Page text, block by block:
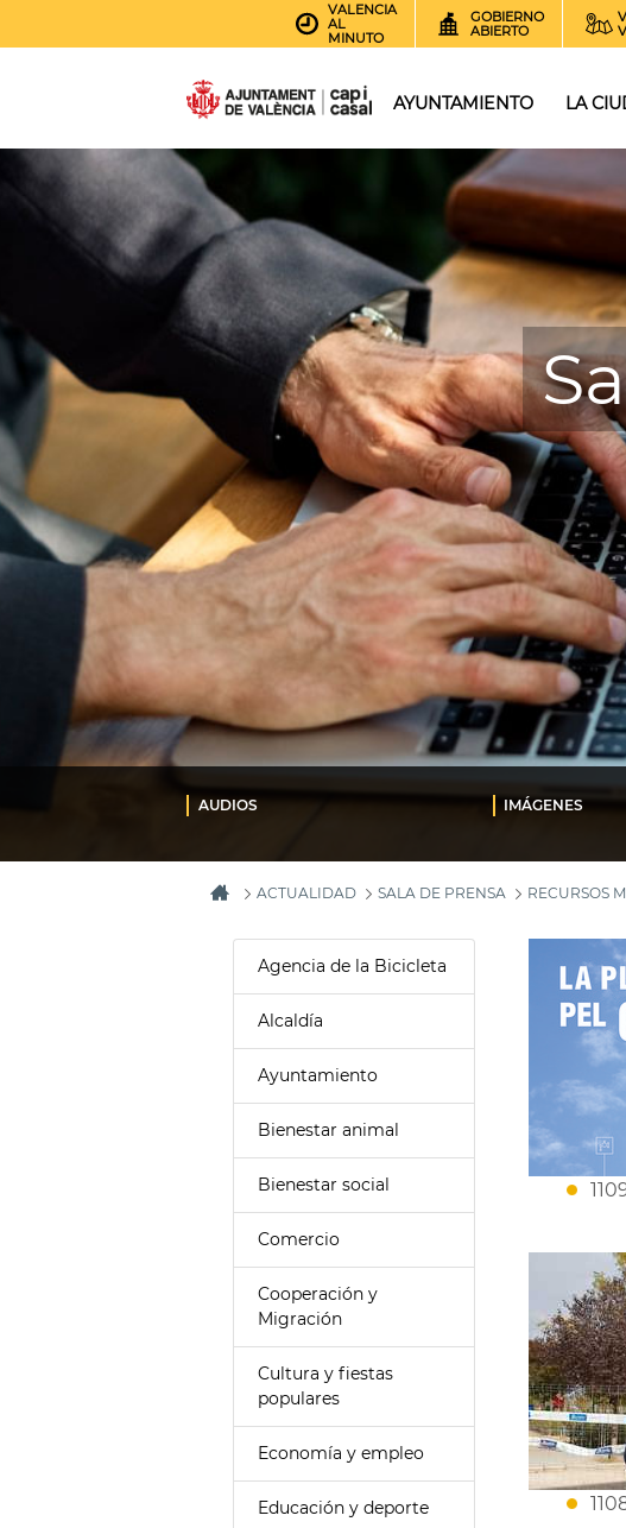
VALENCIA
AL
MINUTO
GOBIERNO
ABIERTO
AYUNTAMIENTO LA
AUDIOS IMÁGENES
ACTUALIDAD SALA DE PRENSA RECURSOS
Agencia de la Bicicleta
Alcaldía
Ayuntamiento
Bienestar animal
Bienestar social
Comercio
Cooperación y
Migración
Cultura y fiestas
populares
Economía y empleo
Educación y deporte